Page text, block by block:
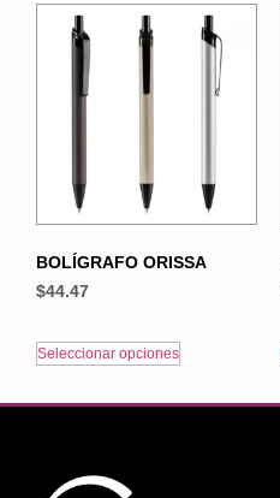
BOLÍGRAFO ORISSA
$44.47
Seleccionar opciones